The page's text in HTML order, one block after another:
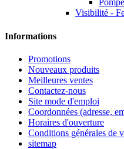
Visibilité -
Informations
Promotions
Nouveaux produits
Meilleures ventes
Contactez-nous
Site mode d'emploi
Coordonnées (adresse,
Horaires d'ouverture
Conditions générales de
sitemap